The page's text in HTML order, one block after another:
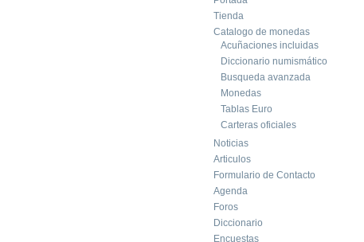
Tienda
Catalogo de monedas
Acuñaciones incluidas
Diccionario numismático
Busqueda avanzada
Monedas
Tablas Euro
Carteras oficiales
Noticias
Articulos
Formulario de Contacto
Agenda
Foros
Diccionario
Encuestas